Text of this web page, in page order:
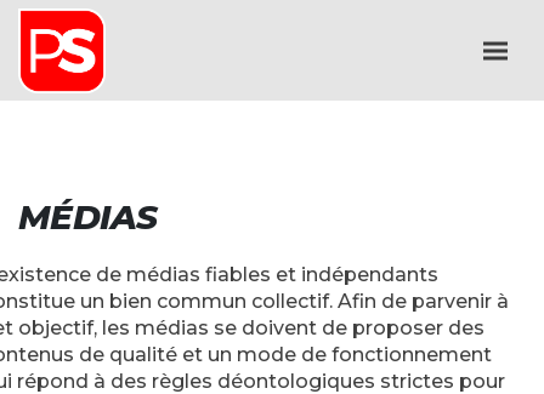
MÉDIAS
de médias fiables et indépendants
un bien commun collectif. Afin de parvenir à
objectif, les médias se doivent de proposer des
de qualité et un mode de fonctionnement
répond à des règles déontologiques strictes pour